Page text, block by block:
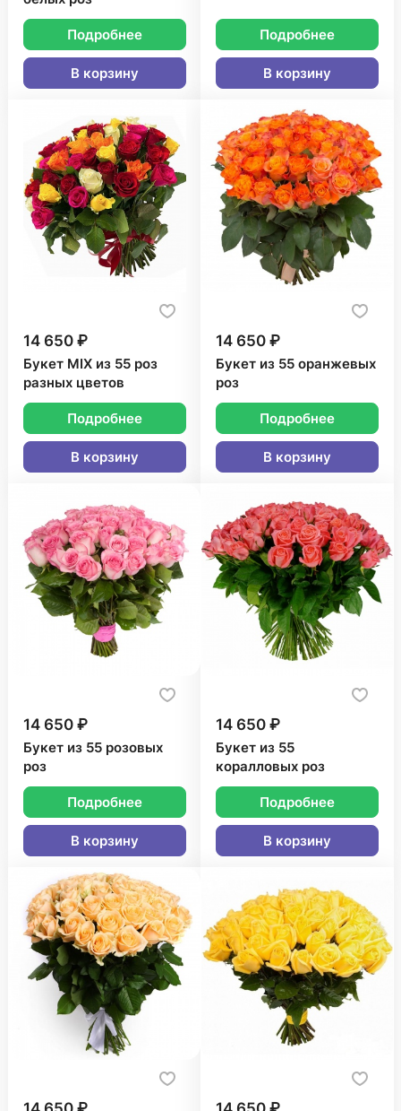
Подробнее
В корзину
Подробнее
В корзину
14 650 ₽
Букет MIX из 55 роз
разных цветов
Подробнее
В корзину
14 650 ₽
Букет из 55 оранжевых
роз
Подробнее
В корзину
14 650 ₽
Букет из 55 розовых
роз
Подробнее
В корзину
14 650 ₽
Букет из 55
коралловых роз
Подробнее
В корзину